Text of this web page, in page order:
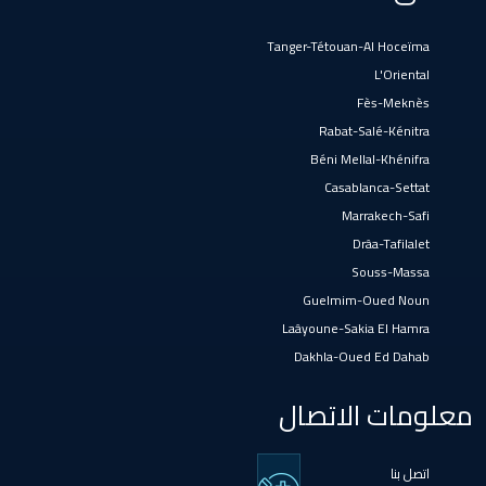
Oued Zem
Oulad H'Riz Sahel
Oulad M'rah
Oulad Sidi Ben Daoud
Tanger-Tétouan-Al Hoceïma
L'Oriental
Fès-Meknès
Rabat-Salé-Kénitra
Béni Mellal-Khénifra
Casablanca-Settat
Marrakech-Safi
Drâa-Tafilalet
Souss-Massa
Guelmim-Oued Noun
Laâyoune-Sakia El Hamra
Dakhla-Oued Ed Dahab
معلومات الاتصال
اتصل بنا